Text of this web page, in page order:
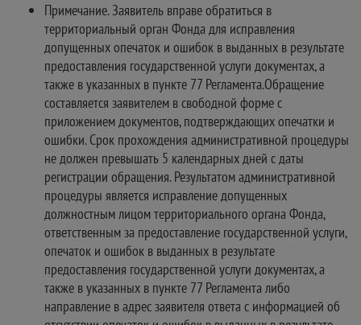
Примечание. Заявитель вправе обратиться в
территориальный орган Фонда для исправления
допущенных опечаток и ошибок в выданных в результате
предоставления государственной услуги документах, а
также в указанных в пункте 77 Регламента.Обращение
составляется заявителем в свободной форме с
приложением документов, подтверждающих опечатки и
ошибки. Срок прохождения административной процедуры
не должен превышать 5 календарных дней с даты
регистрации обращения. Результатом административной
процедуры является исправление допущенных
должностным лицом территориального органа Фонда,
ответственным за предоставление государственной услуги,
опечаток и ошибок в выданных в результате
предоставления государственной услуги документах, а
также в указанных в пункте 77 Регламента либо
направление в адрес заявителя ответа с информацией об